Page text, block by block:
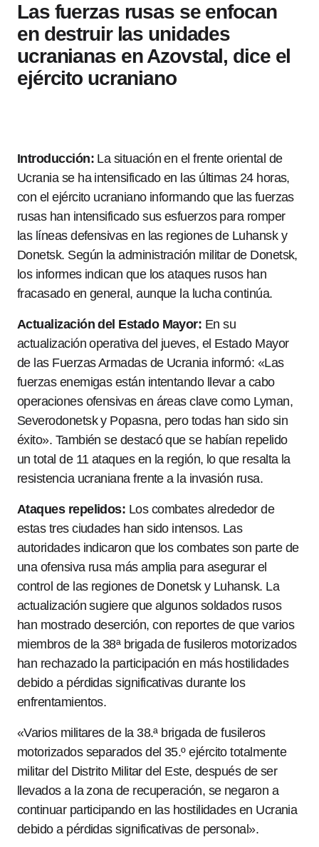
Las fuerzas rusas se enfocan
en destruir las unidades
ucranianas en Azovstal, dice el
ejército ucraniano
Introducción:La situación en el frente oriental de
Ucrania se ha intensificado en las últimas 24 horas,
con el ejército ucraniano informando que las fuerzas
rusas han intensificado sus esfuerzos para romper
las líneas defensivas en las regiones de Luhansk y
Donetsk. Según la administración militar de Donetsk,
los informes indican que los ataques rusos han
fracasado en general, aunque la lucha continúa.
Actualización del Estado Mayor: En su
actualización operativa del jueves, el Estado Mayor
de las Fuerzas Armadas de Ucrania informó: «Las
fuerzas enemigas están intentando llevar a cabo
operaciones ofensivas en áreas clave como Lyman,
Severodonetsk y Popasna, pero todas han sido sin
éxito». También se destacó que se habían repelido
un total de 11 ataques en la región, lo que resalta la
resistencia ucraniana frente a la invasión rusa.
Ataques repelidos: Los combates alrededor de
estas tres ciudades han sido intensos. Las
autoridades indicaron que los combates son parte de
una ofensiva rusa más amplia para asegurar el
control de las regiones de Donetsk y Luhansk. La
actualización sugiere que algunos soldados rusos
han mostrado deserción, con reportes de que varios
miembros de la 38ª brigada de fusileros motorizados
han rechazado la participación en más hostilidades
debido a pérdidas significativas durante los
enfrentamientos.
«Varios militares de la 38.ª brigada de fusileros
motorizados separados del 35.º ejército totalmente
militar del Distrito Militar del Este, después de ser
llevados a la zona de recuperación, se negaron a
continuar participando en las hostilidades en Ucrania
debido a pérdidas significativas de personal».